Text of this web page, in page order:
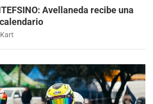
Avellaneda recibe una